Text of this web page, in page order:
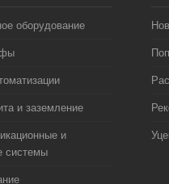
оборудование
и заземление
и
системы